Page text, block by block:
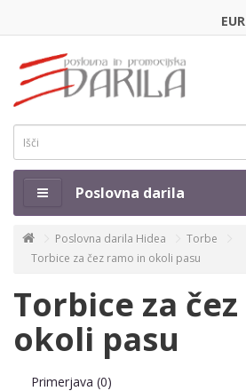
EUR
Poslovna darila
Poslovna darila Hidea
Torbe
Torbice za čez ramo in okoli pasu
Torbice za
okoli pasu
Primerjava (0)